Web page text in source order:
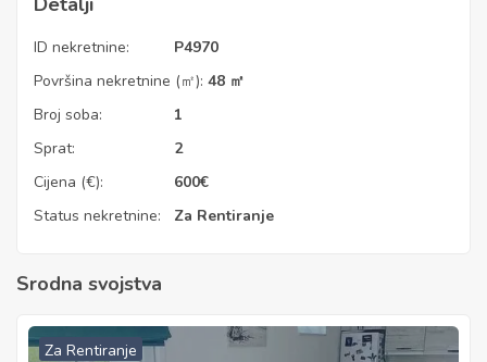
ID nekretnine:
P4970
Površina nekretnine (㎡): 48 ㎡
Broj soba:
1
Sprat:
2
Cijena (€):
600€
Status nekretnine:
Za Rentiranje
Srodna svojstva
Za Rentiranje